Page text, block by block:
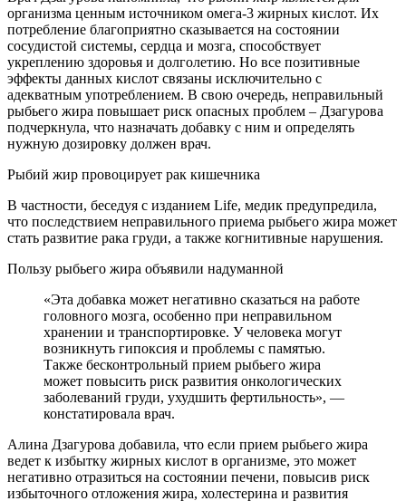
организма ценным источником омега-3 жирных кислот. Их
потребление благоприятно сказывается на состоянии
сосудистой системы, сердца и мозга, способствует
укреплению здоровья и долголетию. Но все позитивные
эффекты данных кислот связаны исключительно с
адекватным употреблением. В свою очередь, неправильный
рыбьего жира повышает риск опасных проблем – Дзагурова
подчеркнула, что назначать добавку с ним и определять
нужную дозировку должен врач.
Рыбий жир провоцирует рак кишечника
В частности, беседуя с изданием Life, медик предупредила,
что последствием неправильного приема рыбьего жира может
стать развитие рака груди, а также когнитивные нарушения.
Пользу рыбьего жира объявили надуманной
«Эта добавка может негативно сказаться на работе
головного мозга, особенно при неправильном
хранении и транспортировке. У человека могут
возникнуть гипоксия и проблемы с памятью.
Также бесконтрольный прием рыбьего жира
может повысить риск развития онкологических
заболеваний груди, ухудшить фертильность», —
констатировала врач.
Алина Дзагурова добавила, что если прием рыбьего жира
ведет к избытку жирных кислот в организме, это может
негативно отразиться на состоянии печени, повысив риск
избыточного отложения жира, холестерина и развития